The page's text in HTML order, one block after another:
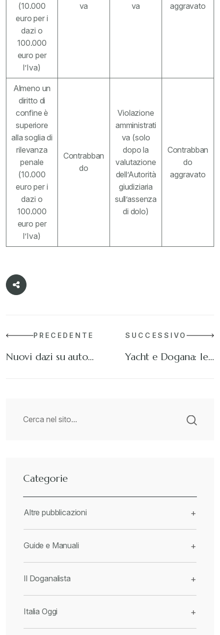
(10.000
euro per i
dazi o
100.000
euro per
l’Iva)
va
va
aggravato
Almeno un
diritto di
confine è
superiore
alla soglia di
rilevanza
penale
(10.000
euro per i
dazi o
100.000
euro per
l’Iva)
Contrabban
do
Violazione
amministrati
va (solo
dopo la
valutazione
dell’Autorità
giudiziaria
sull’assenza
di dolo)
Contrabban
do
aggravato
PRECEDENTE
Nuovi dazi su auto…
SUCCESSIVO
Yacht e Dogana: le…
Categorie
Altre pubblicazioni +
Guide e Manuali +
Il Doganalista +
Italia Oggi +